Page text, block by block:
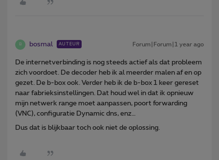
B bosmal AUTEUR Forum|Forum|1 year ago
De internetverbinding is nog steeds actief als dat probleem
zich voordoet. De decoder heb ik al meerder malen af en op
gezet. De b-box ook. Verder heb ik de b-box 1 keer gereset
naar fabrieksinstellingen. Dat houd wel in dat ik opnieuw
mijn netwerk range moet aanpassen, poort forwarding
(VNC), configuratie Dynamic dns, enz…
Dus dat is blijkbaar toch ook niet de oplossing.